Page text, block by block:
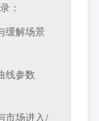
：
缓解场景
线参数
市场进入/